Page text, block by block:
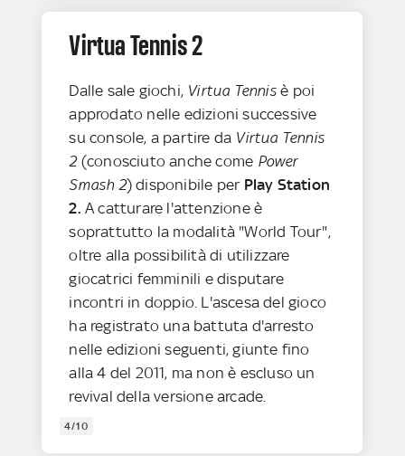
Virtua Tennis 2
Dalle sale giochi, Virtua Tennisè poi
approdato nelle edizioni successive
su console, a partire da Virtua Tennis
2(conosciuto anche come Power
Smash 2) disponibile per Play Station
2. A catturare l'attenzione è
soprattutto la modalità "World Tour",
oltre alla possibilità di utilizzare
giocatrici femminili e disputare
incontri in doppio. L'ascesa del gioco
ha registrato una battuta d'arresto
nelle edizioni seguenti, giunte fino
alla 4 del 2011, ma non è escluso un
revival della versione arcade.
4/10